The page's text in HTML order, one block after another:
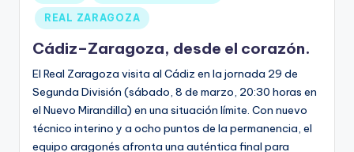
REAL ZARAGOZA
Cádiz–Zaragoza, desde el corazón.
El Real Zaragoza visita al Cádiz en la jornada 29 de
Segunda División (sábado, 8 de marzo, 20:30 horas en
el Nuevo Mirandilla) en una situación límite. Con nuevo
técnico interino y a ocho puntos de la permanencia, el
equipo aragonés afronta una auténtica final para